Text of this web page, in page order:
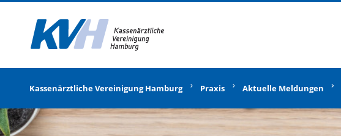
Kassenärztliche Vereinigung Hamburg Praxis Aktuelle Meldungen